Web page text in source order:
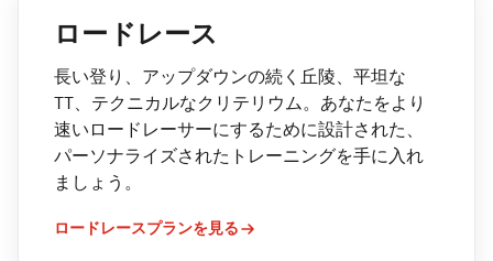
ロードレース
長い登り、アップダウンの続く丘陵、平坦な
TT、テクニカルなクリテリウム。あなたをより
速いロードレーサーにするために設計された、
パーソナライズされたトレーニングを手に入れ
ましょう。
ロードレースプランを見る